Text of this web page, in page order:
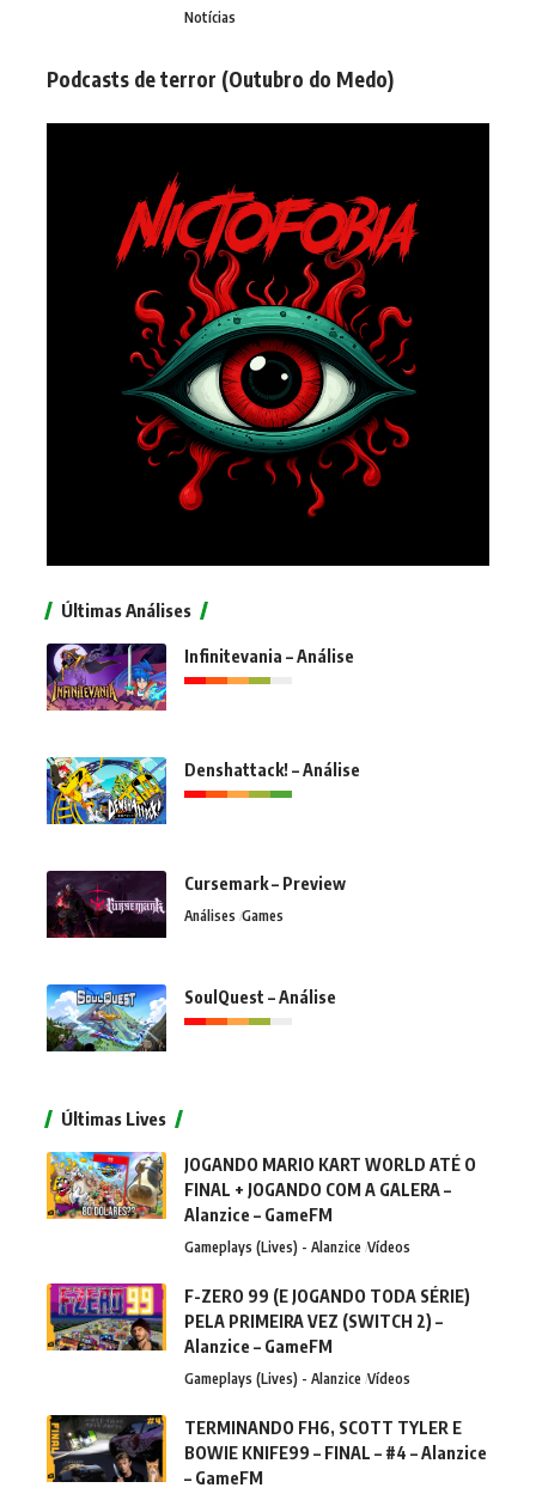
Notícias
Podcasts de terror (Outubro do Medo)
Últimas Análises
Infinitevania – Análise
Denshattack! – Análise
Cursemark – Preview
Análises Games
SoulQuest – Análise
Últimas Lives
JOGANDO MARIO KART WORLD ATÉ O
FINAL + JOGANDO COM A GALERA –
Alanzice – GameFM
Gameplays (Lives) - Alanzice Vídeos
F-ZERO 99 (E JOGANDO TODA SÉRIE)
PELA PRIMEIRA VEZ (SWITCH 2) –
Alanzice – GameFM
Gameplays (Lives) - Alanzice Vídeos
TERMINANDO FH6, SCOTT TYLER E
BOWIE KNIFE99 – FINAL – #4 – Alanzice
– GameFM